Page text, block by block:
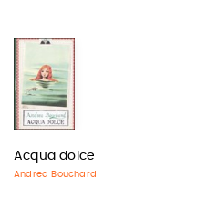
Acqua dolce
Andrea Bouchard